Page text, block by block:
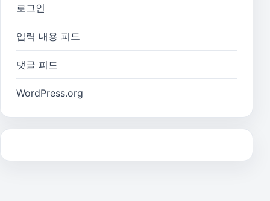
로그인
입력 내용 피드
댓글 피드
WordPress.org